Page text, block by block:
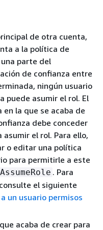
de otra cuenta,
a la política de
parte del
de confianza entre
ningún usuario
puede asumir el rol. El
la que se acaba de
debe conceder
asumir el rol. Para ello,
o editar una política
para permitirle a este
. Para
el siguiente
un usuario permisos
acaba de crear para